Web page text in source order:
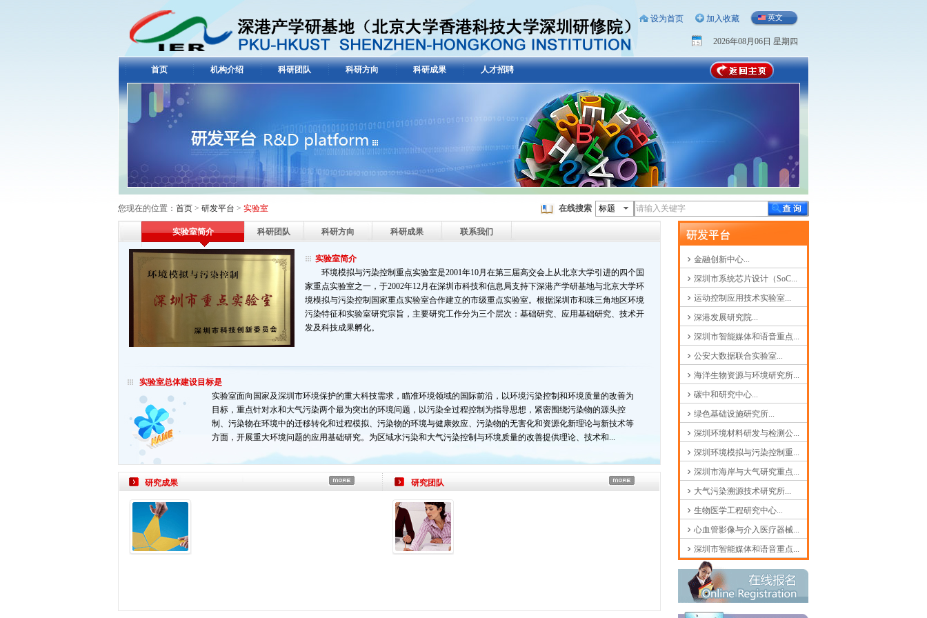
设为首页 加入收藏 英文
2026年08月06日 星期四
首页 机构介绍 科研团队 科研方向 科研成果 人才招聘
您现在的位置： 首页 > 研发平台 > 实验室 在线搜索 标题
金融创新中心...
深圳市系统芯片设计（SoC...
运动控制应用技术实验室...
深港发展研究院...
深圳市智能媒体和语音重点...
公安大数据联合实验室...
海洋生物资源与环境研究所...
碳中和研究中心...
绿色基础设施研究所...
深圳环境材料研发与检测公...
深圳环境模拟与污染控制重...
深圳市海岸与大气研究重点...
大气污染溯源技术研究所...
生物医学工程研究中心...
心血管影像与介入医疗器械...
深圳市智能媒体和语音重点...
实验室简介 科研团队 科研方向 科研成果 联系我们
实验室简介
环境模拟与污染控制重点实验室是2001年10月在第三届高交会上从北京大学引进的四个国
家重点实验室之一，于2002年12月在深圳市科技和信息局支持下深港产学研基地与北京大学环
境模拟与污染控制国家重点实验室合作建立的市级重点实验室。根据深圳市和珠三角地区环境
污染特征和实验室研究宗旨，主要研究工作分为三个层次：基础研究、应用基础研究、技术开
发及科技成果孵化。
实验室总体建设目标是
实验室面向国家及深圳市环境保护的重大科技需求，瞄准环境领域的国际前沿，以环境污染控制和环境质量的改善为
目标，重点针对水和大气污染两个最为突出的环境问题，以污染全过程控制为指导思想，紧密围绕污染物的源头控
制、污染物在环境中的迁移转化和过程模拟、污染物的环境与健康效应、污染物的无害化和资源化新理论与新技术等
方面，开展重大环境问题的应用基础研究。为区域水污染和大气污染控制与环境质量的改善提供理论、技术和...
研究成果 研究团队